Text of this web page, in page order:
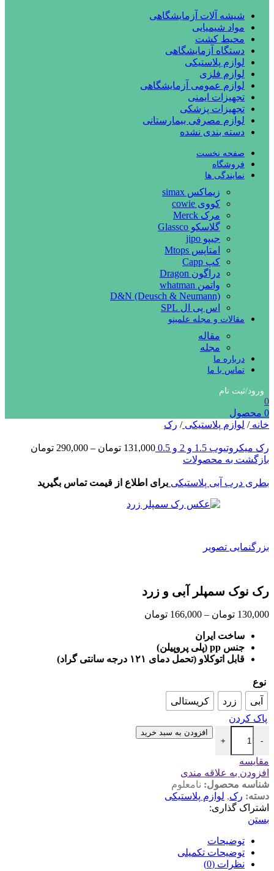
شیشه آلات آزمایشگاهی
مواد شیمیایی
محیط کشت
دستگاه آزمایشگاهی
لوازم پلاستیکی
لوازم فلزی
لوازم عمومی آزمایشگاهی
تجهیزات ایمنی
تجهیزات پزشکی
لوازم مصرفی بیمارستانی
دسته بندی نشده
صفحه نخست
فروشگاه
نمایندگی ها
زیماکس simax
کووی cowie
مرک Merck
گلاسکو Glassco
جیپو jipo
امتاپس Mtops
کپ Capp
دراگون Dragon
واتمن whatman
D&N (Deusch & Neumann)
اس پی ال SPL
مقالات و مجله علمینو
مقاله
مجله
درباره ما
تماس با ما
ورود/ثبت نام
0
0 محصول
خانه/ لوازم پلاستیکی/ رک
رک میکروتیوب 1.5 و 2 و 0.5 131,000 تومان –
290,000 تومان
بازگشت به محصولات
بطری درب آبی پلاستیکی برای اطلاع از قیمت تماس بگیرید
بزرگنمایی تصویر
رک نوک سمپلر آبی و زرد
130,000 تومان –
166,000 تومان
ساخت ایران
جنس pp (پلی پروپیلن)
قابل اتوکلاو (تحمل دمای ۱۲۱ درجه سانتی گراد)
نوع
آبی
زرد
کریستالی
پاک کردن
-
+
افزودن به سبد خرید
مقایسه
افزودن به علاقه مندی
شناسه محصول: نامعلوم
دسته: رک, لوازم پلاستیکی
اشتراک گذاری:
بستن
توضیحات
توضیحات تکمیلی
نظرات (0)